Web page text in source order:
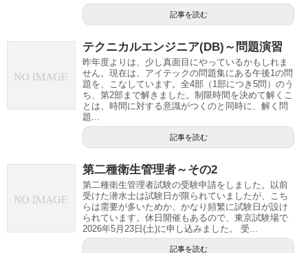
記事を読む
テクニカルエンジニア(DB)～問題演習
昨年度よりは、少し真面目にやっているかもしれま
せん。現在は、アイテックの問題集にある午後1の問
題を、こなしています。全4部（1部につき5問）のう
ち、第2部まで解きました。制限時間を決めて解くこ
とは、時間に対する意識がつくのと同時に、解く問
題...
記事を読む
第二種衛生管理者～その2
第二種衛生管理者試験の受験申請をしました。以前
受けた潜水士は試験日が限られていましたが、こち
らは需要が多いためか、かなり頻繁に試験日が設け
られています。休日開催もあるので、東京試験場で
2026年5月23日(土)に申し込みました。 受...
記事を読む